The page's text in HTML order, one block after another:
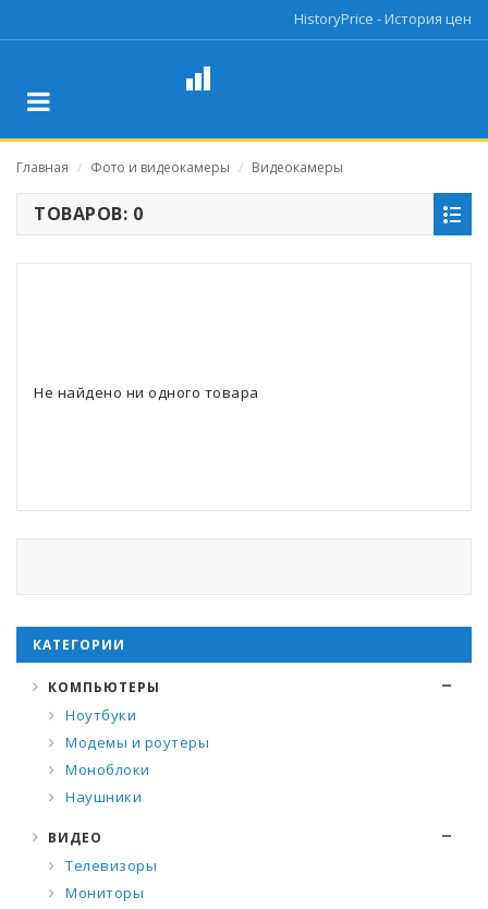
HistoryPrice - История цен
Главная / Фото и видеокамеры / Видеокамеры
ТОВАРОВ: 0
Не найдено ни одного товара
КАТЕГОРИИ
КОМПЬЮТЕРЫ
Ноутбуки
Модемы и роутеры
Моноблоки
Наушники
ВИДЕО
Телевизоры
Мониторы